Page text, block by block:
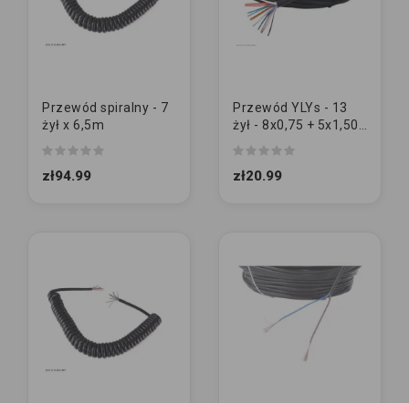
Przewód spiralny - 7
żył x 6,5m
zł94.99
Przewód YLYs - 13
żył - 8x0,75 + 5x1,50 |
zł20.99